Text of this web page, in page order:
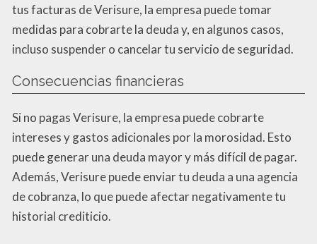
tus facturas de Verisure, la empresa puede tomar
medidas para cobrarte la deuda y, en algunos casos,
incluso suspender o cancelar tu servicio de seguridad.
Consecuencias financieras
Si no pagas Verisure, la empresa puede cobrarte
intereses y gastos adicionales por la morosidad. Esto
puede generar una deuda mayor y más difícil de pagar.
Además, Verisure puede enviar tu deuda a una agencia
de cobranza, lo que puede afectar negativamente tu
historial crediticio.